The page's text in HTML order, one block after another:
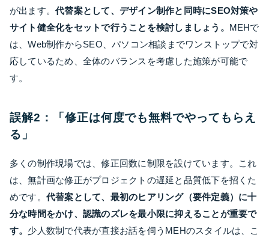
が出ます。代替案として、デザイン制作と同時にSEO対策や
サイト健全化をセットで行うことを検討しましょう。 MEHで
は、Web制作からSEO、パソコン相談までワンストップで対
応しているため、全体のバランスを考慮した施策が可能で
す。
誤解2：「修正は何度でも無料でやってもらえ
る」
多くの制作現場では、修正回数に制限を設けています。これ
は、無計画な修正がプロジェクトの遅延と品質低下を招くた
めです。 代替案として、最初のヒアリング（要件定義）に十
分な時間をかけ、認識のズレを最小限に抑えることが重要で
す。 少人数制で代表が直接お話を伺うMEHのスタイルは、こ